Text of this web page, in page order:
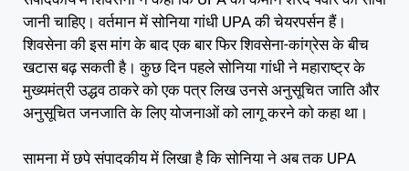
जानी चाहिए। वर्तमान में सोनिया गांधी UPA की चेयरपर्सन हैं।
शिवसेना की इस मांग के बाद एक बार फिर शिवसेना-कांग्रेस के बीच
खटास बढ़ सकती है। कुछ दिन पहले सोनिया गांधी ने महाराष्ट्र के
मुख्यमंत्री उद्धव ठाकरे को एक पत्र लिख उनसे अनुसूचित जाति और
अनुसूचित जनजाति के लिए योजनाओं को लागू करने को कहा था।
सामना में छपे संपादकीय में लिखा है कि सोनिया ने अब तक UPA